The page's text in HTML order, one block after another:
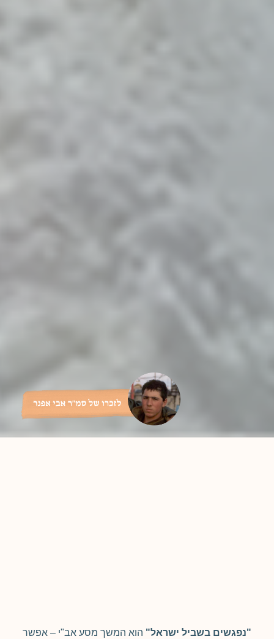
"נפגשים בשביל ישראל" הוא המשך מסע אב"י – אפשר